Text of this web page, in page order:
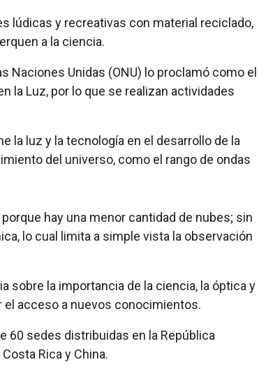
lúdicas y recreativas con material reciclado,
a la ciencia.
Naciones Unidas (ONU) lo proclamó como el
la Luz, por lo que se realizan actividades
la luz y la tecnología en el desarrollo de la
del universo, como el rango de ondas
hay una menor cantidad de nubes; sin
lo cual limita a simple vista la observación
sobre la importancia de la ciencia, la óptica y
el acceso a nuevos conocimientos.
60 sedes distribuidas en la República
Rica y China.